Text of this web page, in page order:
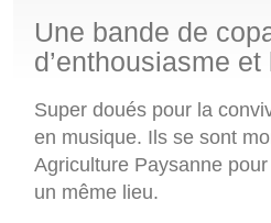
Une bande de
d’enthousiasme et
Super doués pour la
en musique. Ils se sont
Agriculture Paysanne
un même lieu.